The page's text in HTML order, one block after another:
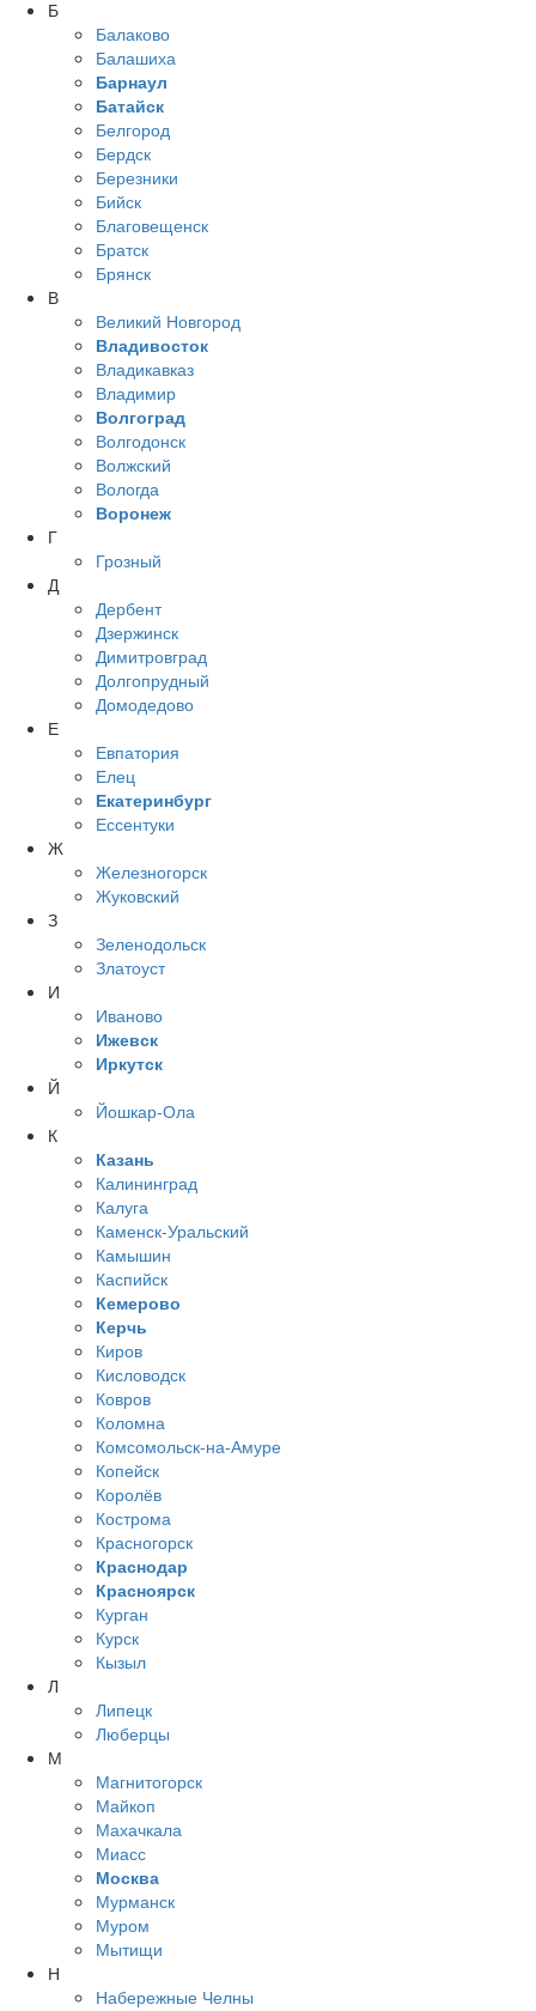
Б
Балаково
Балашиха
Барнаул
Батайск
Белгород
Бердск
Березники
Бийск
Благовещенск
Братск
Брянск
В
Великий Новгород
Владивосток
Владикавказ
Владимир
Волгоград
Волгодонск
Волжский
Вологда
Воронеж
Г
Грозный
Д
Дербент
Дзержинск
Димитровград
Долгопрудный
Домодедово
Е
Евпатория
Елец
Екатеринбург
Ессентуки
Ж
Железногорск
Жуковский
З
Зеленодольск
Златоуст
И
Иваново
Ижевск
Иркутск
Й
Йошкар-Ола
К
Казань
Калининград
Калуга
Каменск-Уральский
Камышин
Каспийск
Кемерово
Керчь
Киров
Кисловодск
Ковров
Коломна
Комсомольск-на-Амуре
Копейск
Королёв
Кострома
Красногорск
Краснодар
Красноярск
Курган
Курск
Кызыл
Л
Липецк
Люберцы
М
Магнитогорск
Майкоп
Махачкала
Миасс
Москва
Мурманск
Муром
Мытищи
Н
Набережные Челны